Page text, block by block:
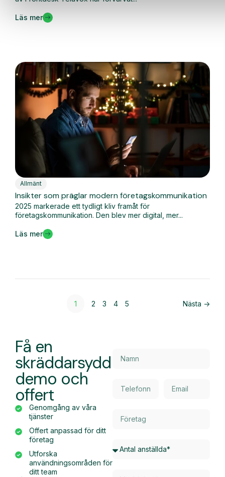
Läs mer
Allmänt
Insikter som präglar modern företagskommunikation
2025 markerade ett tydligt kliv framåt för
företagskommunikation. Den blev mer digital, mer...
Läs mer
1 2 3 4 5 Nästa ->
Få en
skräddarsydd
demo och
offert
Genomgång av våra
tjänster
Offert anpassad för ditt
företag
Utforska
användningsområden för
ditt team